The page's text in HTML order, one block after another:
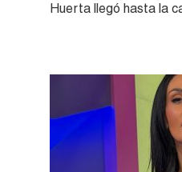
Huerta llegó hasta la